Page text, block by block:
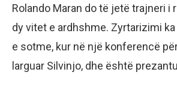
Rolando Maran do të jetë trajneri i
dy vitet e ardhshme. Zyrtarizimi
e sotme, kur në një konferencë
larguar Silvinjo, dhe është